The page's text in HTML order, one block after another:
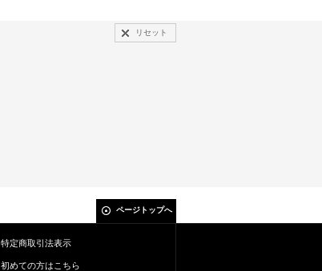
リセット
ページトップへ
特定商取引法表示
初めての方はこちら